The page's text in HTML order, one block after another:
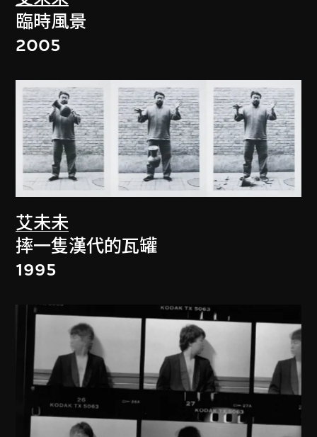
臨時風景
2005
艾未未
摔一隻漢代的瓦罐
1995